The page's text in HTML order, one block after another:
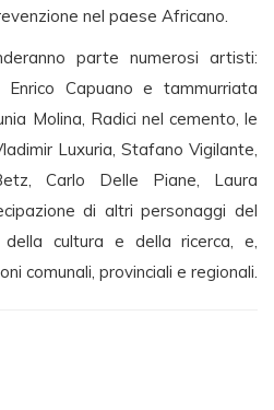
nel paese Africano.
parte numerosi artisti:
Enrico Capuano e tammurriata
Molina, Radici nel cemento, le
Luxuria, Stafano Vigilante,
Carlo Delle Piane, Laura
di altri personaggi del
cultura e della ricerca, e,
comunali, provinciali e regionali.